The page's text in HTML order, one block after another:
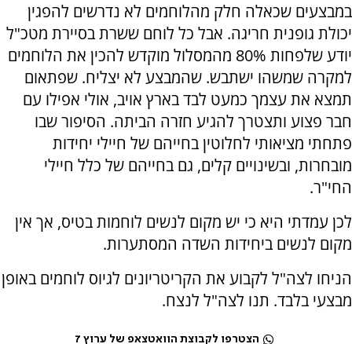
במבצעים שכאלה חלק מהלוחמים לא נדרשים להפגין
יכולת גופנית חריגה. אבל כל לוחם ששרת בסיירת מטכ"ל
יודע שלפחות 80% מהמסלול מוקדש להכין את הלוחמים
למקרה שמשהו ישתבש. שהמבצע לא יצליח. שפתאום
תמצא את עצמך כמעט לבד בארץ אויב, אולי אפילו עם
חבר פצוע ותצטרך להגיע חזרה הביתה. הסיפור שבו
פתחתי מציאותי לחלוטין בחייהם של חיילי יחידות
מובחרות, ובשינויים קלים, גם בחייהם של כלל חיילי
החי"ר.
לכן עמדתי היא כי יש מקום לנשים לוחמות בטיס, אך אין
מקום לנשים ביחידות השדה המסתערות.
הניחו לצה"ל לקבוע את הקריטריונים לגיוס לוחמים באופן
מבצעי בלבד. תנו לצה"ל לנצח.
הצטרפו לקבוצת הוואטצאפ של ערוץ 7